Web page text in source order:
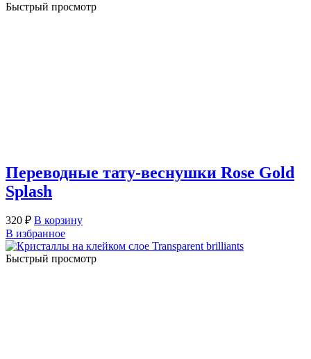
Быстрый просмотр
Переводные тату-веснушки Rose Gold
Splash
320 ₽ В корзину
В избранное
Быстрый просмотр